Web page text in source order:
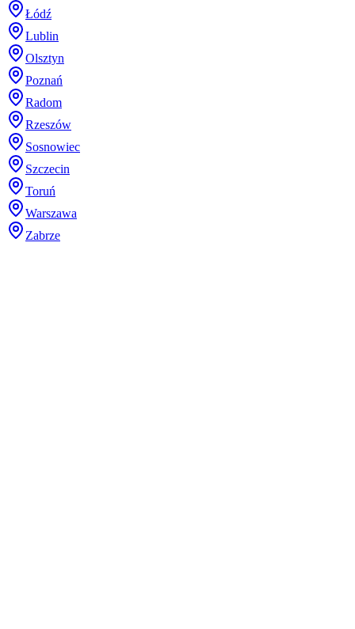
Łódź
Lublin
Olsztyn
Poznań
Radom
Rzeszów
Sosnowiec
Szczecin
Toruń
Warszawa
Zabrze